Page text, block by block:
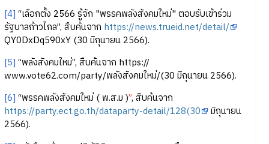
[4] “เลือกตั้ง 2566 รู้จัก "พรรคพลังสังคมใหม่" ตอบรับเข้าร่วม
รัฐบาลก้าวไกล”, สืบค้นจาก https://news.trueid.net/detail/
QY0DxDq590xY (30 มิถุนายน 2566).
[5] “พลังสังคมใหม่”, สืบค้นจาก https://
www.vote62.com/party/พลังสังคมใหม่/(30 มิถุนายน 2566).
[6] “พรรคพลังสังคมใหม่ ( พ.ส.ม )”, สืบค้นจาก
https://party.ect.go.th/dataparty-detail/128(30
มิถุนายน
2566).